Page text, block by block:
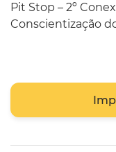
Pit Stop – 2º
Conscientização